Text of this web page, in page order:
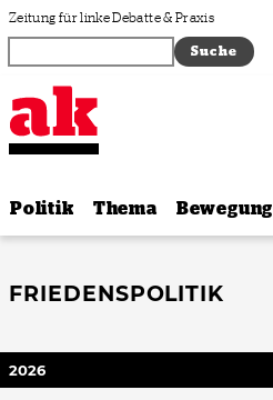
Zum Inhalt springen
Zeitung für linke Debatte & Praxis
Politik Thema Bewegung
FRIEDENSPOLITIK
2026